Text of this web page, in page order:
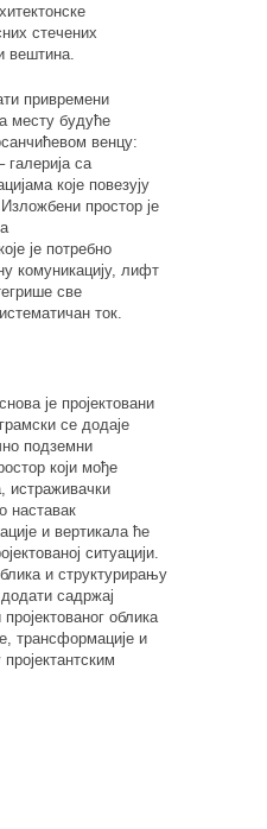
стечених
вештина.
привремени
месту будуће
венцу:
са
које повезују
простор је
је потребно
комуникацију, лифт
све
ток.
је пројектовани
се додаје
подземни
који мође
истраживачки
наставак
и вертикала ће
ситуацији.
и структурирању
садржај
облика
трансформације и